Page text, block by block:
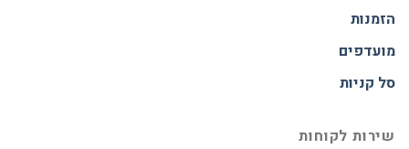
הזמנות
מועדפים
סל קניות
שירות לקוחות